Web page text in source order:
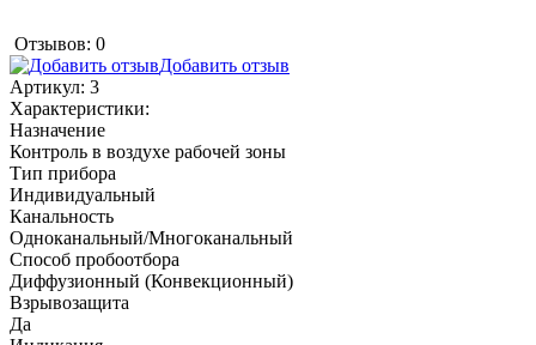
Отзывов: 0
Добавить отзыв
Артикул: 3
Характеристики:
Назначение
Контроль в воздухе рабочей зоны
Тип прибора
Индивидуальный
Канальность
Одноканальный/Многоканальный
Способ пробоотбора
Диффузионный (Конвекционный)
Взрывозащита
Да